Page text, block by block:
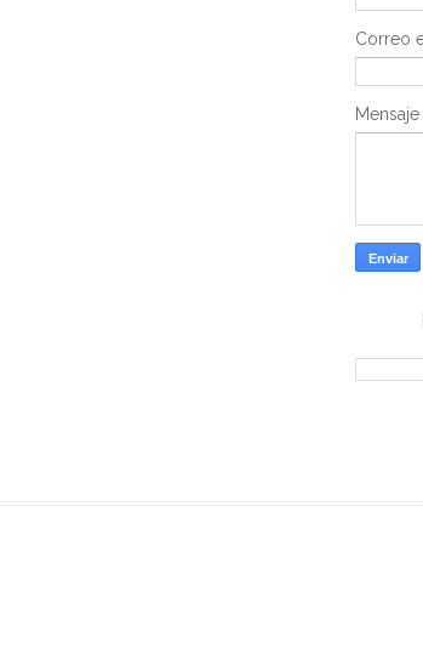
Correo
Mensaje